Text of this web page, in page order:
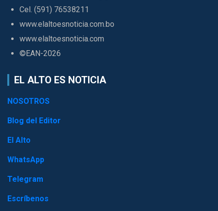
Cel. (591) 76538211
www.elaltoesnoticia.com.bo
www.elaltoesnoticia.com
©EAN-2026
EL ALTO ES NOTICIA
NOSOTROS
Blog del Editor
El Alto
WhatsApp
Telegram
Escríbenos